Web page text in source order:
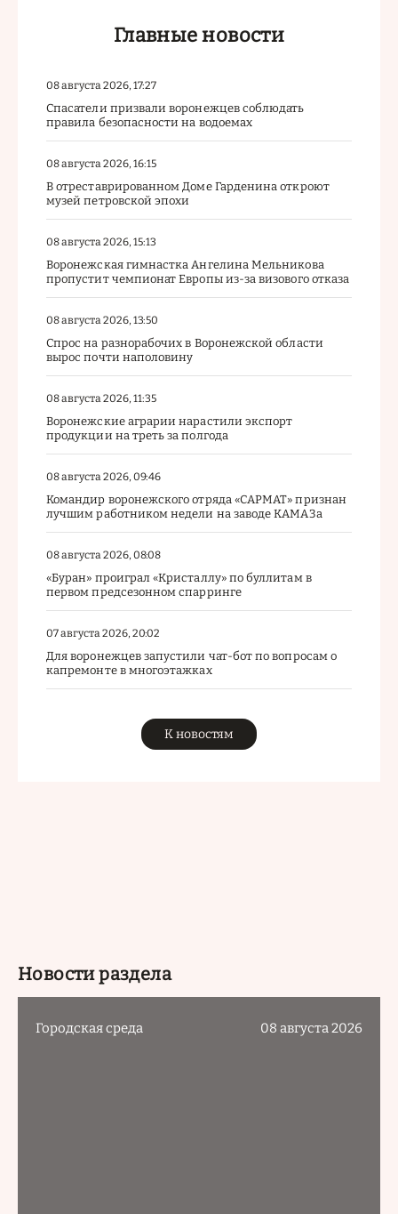
Главные новости
08 августа 2026, 17:27
Спасатели призвали воронежцев соблюдать
правила безопасности на водоемах
08 августа 2026, 16:15
В отреставрированном Доме Гарденина откроют
музей петровской эпохи
08 августа 2026, 15:13
Воронежская гимнастка Ангелина Мельникова
пропустит чемпионат Европы из-за визового отказа
08 августа 2026, 13:50
Спрос на разнорабочих в Воронежской области
вырос почти наполовину
08 августа 2026, 11:35
Воронежские аграрии нарастили экспорт
продукции на треть за полгода
08 августа 2026, 09:46
Командир воронежского отряда «САРМАТ» признан
лучшим работником недели на заводе КАМАЗа
08 августа 2026, 08:08
«Буран» проиграл «Кристаллу» по буллитам в
первом предсезонном спарринге
07 августа 2026, 20:02
Для воронежцев запустили чат-бот по вопросам о
капремонте в многоэтажках
К новостям
Новости раздела
Городская среда 08 августа 2026